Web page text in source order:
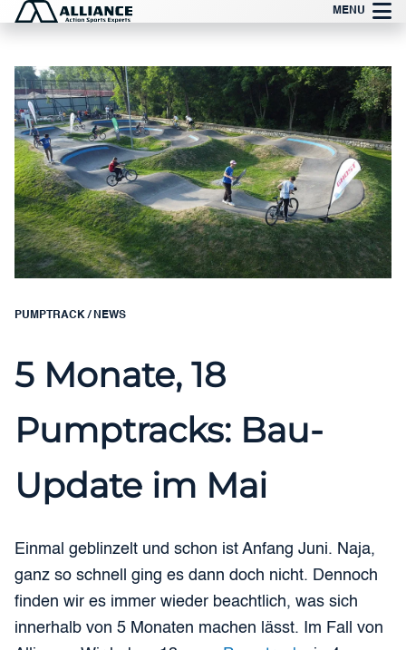
Zum
MENU
PUMPTRACK/ NEWS
5 Monate, 18
Pumptracks: Bau-
Update im Mai
Einmal geblinzelt und schon ist Anfang Juni. Naja,
ganz so schnell ging es dann doch nicht. Dennoch
finden wir es immer wieder beachtlich, was sich
innerhalb von 5 Monaten machen lässt. Im Fall von